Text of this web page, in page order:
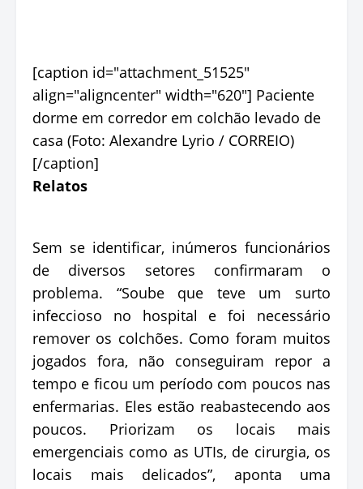
[caption id="attachment_51525"
align="aligncenter" width="620"] Paciente
dorme em corredor em colchão levado de
casa (Foto: Alexandre Lyrio / CORREIO)
[/caption]
Relatos
Sem se identificar, inúmeros funcionários
de diversos setores confirmaram o
problema. “Soube que teve um surto
infeccioso no hospital e foi necessário
remover os colchões. Como foram muitos
jogados fora, não conseguiram repor a
tempo e ficou um período com poucos nas
enfermarias. Eles estão reabastecendo aos
poucos. Priorizam os locais mais
emergenciais como as UTIs, de cirurgia, os
locais mais delicados”, aponta uma